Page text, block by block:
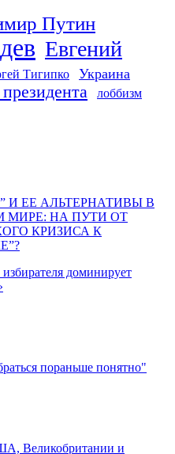
Путин
Евгений
Тигипко Украина
лоббизм
И ЕЕ АЛЬТЕРНАТИВЫ В
НА ПУТИ ОТ
КРИЗИСА К
доминирует
пораньше понятно"
Великобритании и